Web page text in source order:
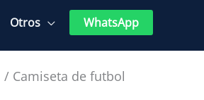
Otros WhatsApp
/ Camiseta de futbol